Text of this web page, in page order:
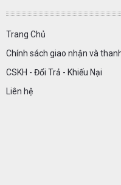
Trang Chủ
Chính sách giao nhận và
CSKH - Đổi Trả - Khiếu Nại
Liên hệ